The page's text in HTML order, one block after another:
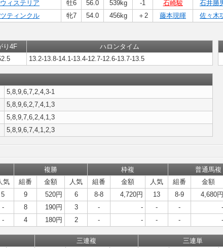
ィステリア 牡6 56.0 539kg -1 石崎駿 石井勝
ティンクル 牝7 54.0 456kg ＋2 藤本現暉 佐々木
り4F
ハロンタイム
13.2-13.8-14.1-13.4-12.7-12.6-13.7-13.5
5,8,9,6,7,2,4,3-1
5,8,9,6,2,7,4,1,3
5,8,9,7,6,2,4,1,3
5,8,9,6,7,4,1,2,3
複勝 枠複 普通馬複
気 組番 金額 人気 組番 金額 人気 組番 金額
5 9 520円 6 8-8 4,720円 13 8-9 4,680円
- 8 190円 3 - - - - -
- 4 180円 2 - - - - -
三連複 三連単